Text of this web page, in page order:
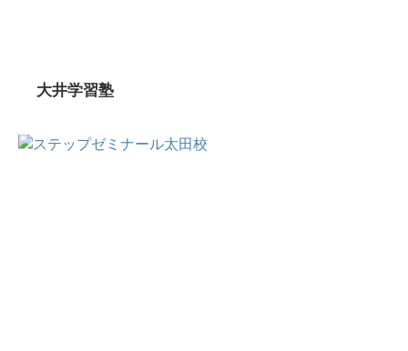
大井学習塾